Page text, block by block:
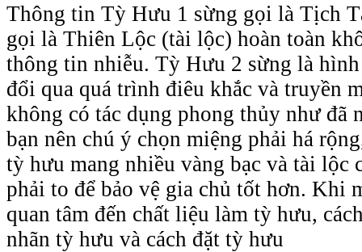
Thông tin Tỳ Hưu 1 sừng gọi là Tịch
gọi là Thiên Lộc (tài lộc) hoàn toàn
thông tin nhiễu. Tỳ Hưu 2 sừng là
đổi qua quá trình điêu khắc và truyền
không có tác dụng phong thủy như
bạn nên chú ý chọn miệng phải há
tỳ hưu mang nhiều vàng bạc và tài lộc
phải to để bảo vệ gia chủ tốt hơn. Khi
quan tâm đến chất liệu làm tỳ hưu,
nhãn tỳ hưu và cách đặt tỳ hưu